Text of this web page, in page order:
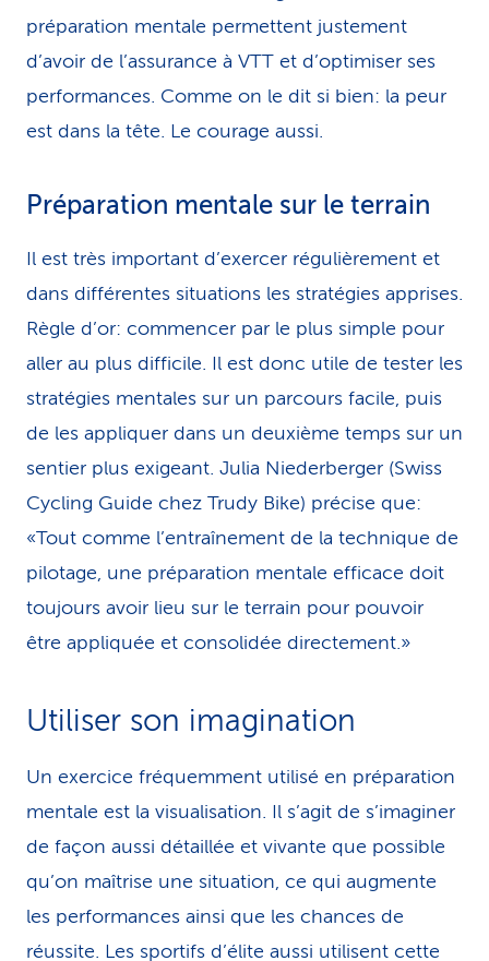
préparation mentale permettent justement
d’avoir de l’assurance à VTT et d’optimiser ses
performances. Comme on le dit si bien: la peur
est dans la tête. Le courage aussi.
Préparation mentale sur le terrain
Il est très important d’exercer régulièrement et
dans différentes situations les stratégies apprises.
Règle d’or: commencer par le plus simple pour
aller au plus difficile. Il est donc utile de tester les
stratégies mentales sur un parcours facile, puis
de les appliquer dans un deuxième temps sur un
sentier plus exigeant. Julia Niederberger (Swiss
Cycling Guide chez Trudy Bike) précise que:
«Tout comme l’entraînement de la technique de
pilotage, une pré­pa­ration mentale efficace doit
toujours avoir lieu sur le terrain pour pouvoir
être appliquée et consolidée directement.»
Utiliser son imagination
Un exercice fréquemment utilisé en préparation
mentale est la vi­sua­li­sa­tion. Il s’agit de s’imaginer
de façon aussi détaillée et vivante que pos­sible
qu’on maîtrise une situation, ce qui augmente
les performances ainsi que les chances de
réussite. Les sportifs d’élite aussi utilisent cette